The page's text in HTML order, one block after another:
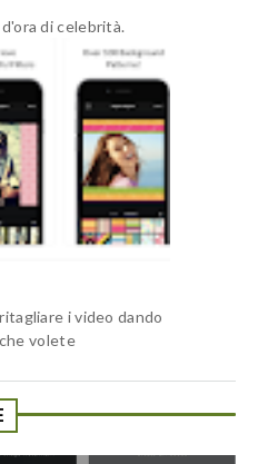
di celebrità.
i video dando
volete